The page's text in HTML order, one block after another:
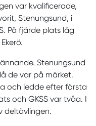
var kvalificerade,
Stenungsund, i
På fjärde plats låg
Stenungsund
de var på märket.
och ledde efter första
och GKSS var tvåa. I
deltävlingen.